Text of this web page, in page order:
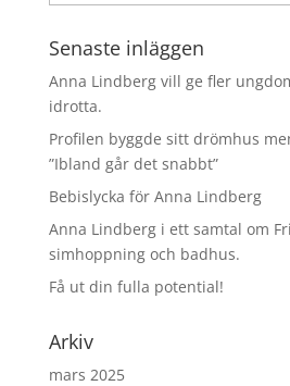
Senaste inläggen
Anna Lindberg vill ge fler
idrotta.
Profilen byggde sitt drömhus
”Ibland går det snabbt”
Bebislycka för Anna Lindberg
Anna Lindberg i ett samtal om
simhoppning och badhus.
Få ut din fulla potential!
Arkiv
mars 2025